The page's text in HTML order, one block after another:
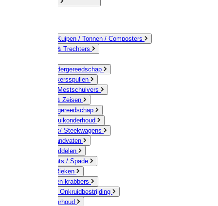
Emmers / Kuipen / Tonnen / Composters
Jerrycans & Trechters
Hand-/ Kindergereedschap
Stratenmakersspullen
Sneeuw- / Mestschuivers
Baggeren & Zeisen
Elektrisch gereedschap
Boom / Struikonderhoud
Kruiwagens/ Steekwagens
Stelen / Handvaten
Tuinhulpmiddelen
Schop / Bats / Spade
Vorken & Rieken
Cultivator en krabbers
Schoffels / Onkruidbestrijding
Gazononderhoud